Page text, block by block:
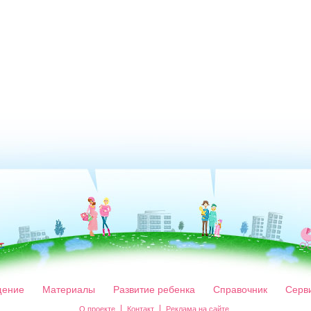
Материалы Развитие ребенка Справочник
О проекте Контакт Реклама на сайте